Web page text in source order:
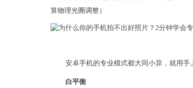
算物理光圈调整）
安卓手机的专业模式都大同小异，就用手
白平衡